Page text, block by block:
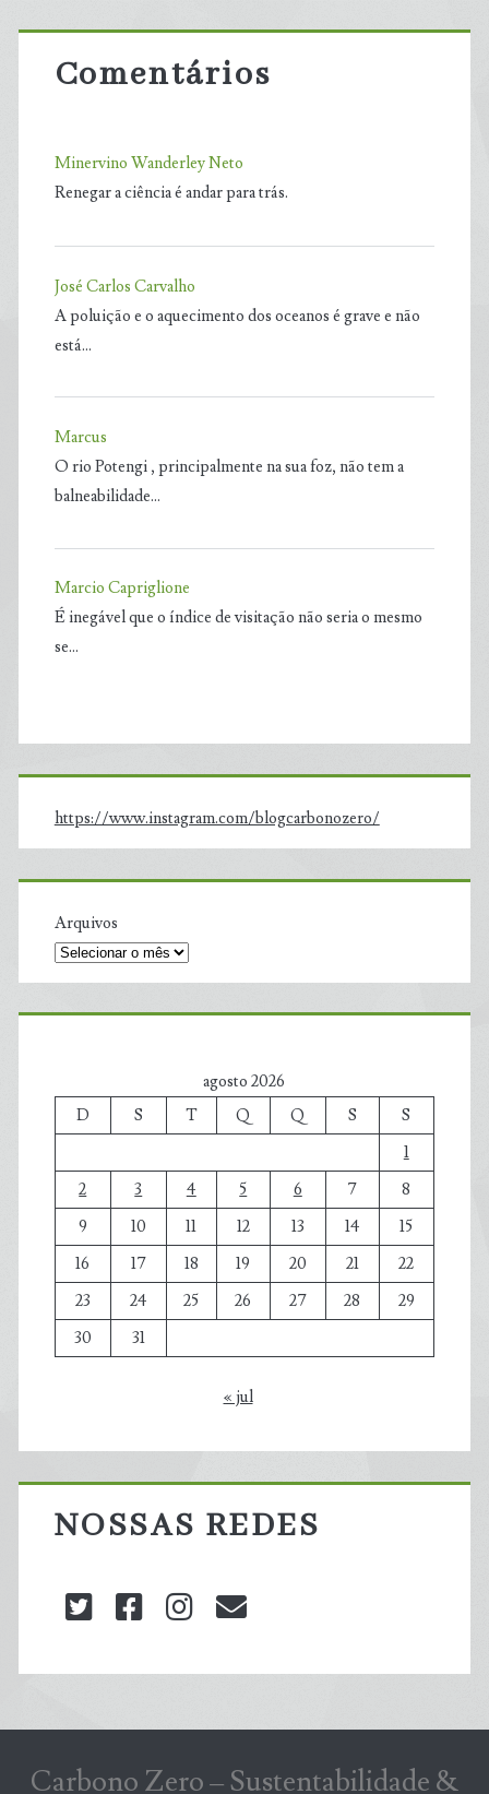
Comentários
Minervino Wanderley Neto
Renegar a ciência é andar para trás.
José Carlos Carvalho
A poluição e o aquecimento dos oceanos é grave e não
está…
Marcus
O rio Potengi , principalmente na sua foz, não tem a
balneabilidade…
Marcio Capriglione
É inegável que o índice de visitação não seria o mesmo
se…
https://www.instagram.com/blogcarbonozero/
Arquivos
agosto 2026
D
S T Q Q S
S
1
2
3 4 5 6 7
8
9
10 11 12 13 14
15
16
17 18 19 20 21
22
23
24 25 26 27 28
29
30
31
« jul
NOSSAS REDES
twitterfacebookinstagram
Carbono Zero – Sustentabilidade &